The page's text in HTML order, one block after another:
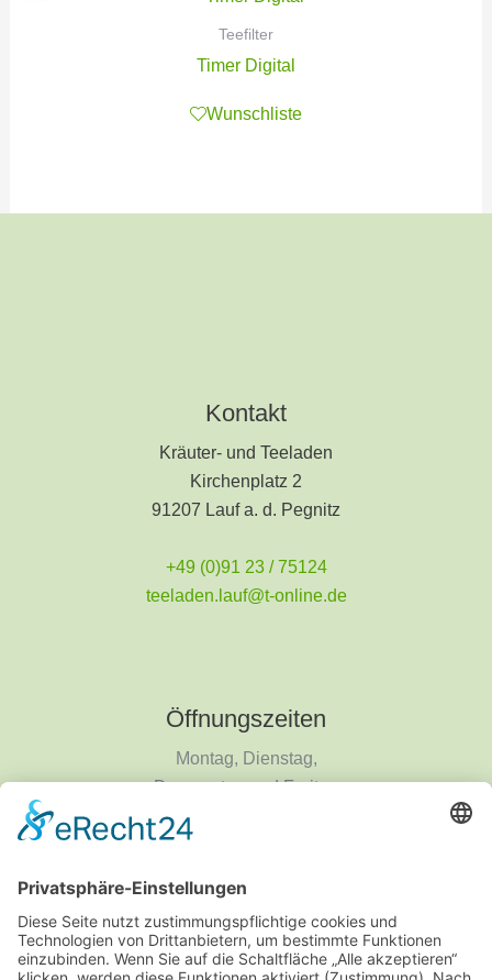
Teefilter
Timer Digital
Wunschliste
Kontakt
Kräuter- und Teeladen
Kirchenplatz 2
91207 Lauf a. d. Pegnitz
+49 (0)91 23 / 75124
teeladen.lauf@t-online.de
Öffnungszeiten
Montag, Dienstag,
Donnerstag und Freitag
9 - 14 Uhr